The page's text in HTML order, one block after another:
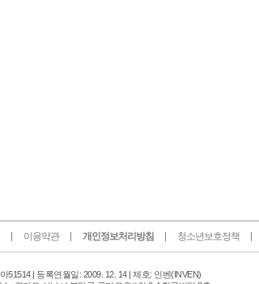
이용약관 개인정보처리방침 청소년보호정책
51514 | 등록연월일: 2009. 12. 14 | 제호: 인벤 (INVEN)